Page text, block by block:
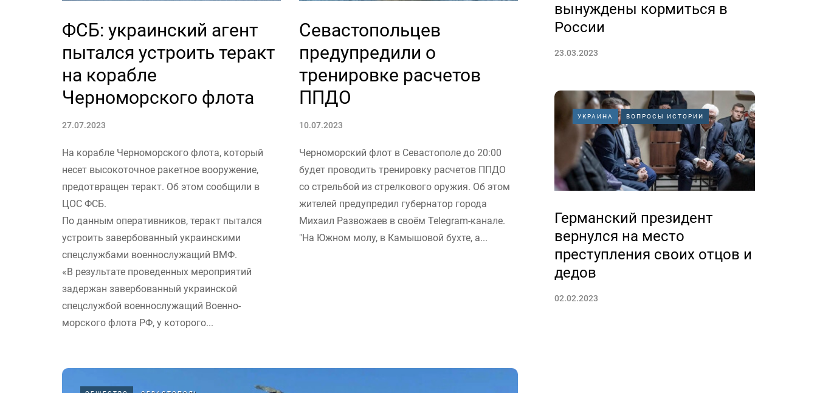
ФСБ: украинский агент
пытался устроить теракт
на корабле
Черноморского флота
27.07.2023
На корабле Черноморского флота, который
несет высокоточное ракетное вооружение,
предотвращен теракт. Об этом сообщили в
ЦОС ФСБ.
По данным оперативников, теракт пытался
устроить завербованный украинскими
спецслужбами военнослужащий ВМФ.
«В результате проведенных мероприятий
задержан завербованный украинской
спецслужбой военнослужащий Военно-
морского флота РФ, у которого...
Севастопольцев
предупредили о
тренировке расчетов
ППДО
10.07.2023
Черноморский флот в Севастополе до 20:00
будет проводить тренировку расчетов ППДО
со стрельбой из стрелкового оружия. Об этом
жителей предупредил губернатор города
Михаил Развожаев в своём Telegram-канале.
"На Южном молу, в Камышовой бухте, а...
вынуждены кормиться в
России
23.03.2023
УКРАИНА ВОПРОСЫ ИСТОРИИ
Германский президент
вернулся на место
преступления своих отцов и
дедов
02.02.2023